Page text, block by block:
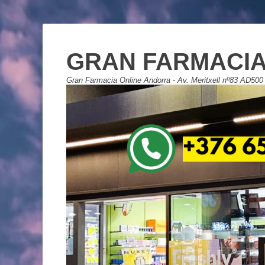
GRAN
Gran Farmacia Online Andorra - Av. Meritxell nº83